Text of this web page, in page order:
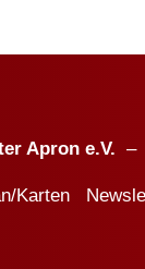
Apron e.V. –
Karten